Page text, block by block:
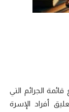
الجرائم التي
أفراد الإسرة